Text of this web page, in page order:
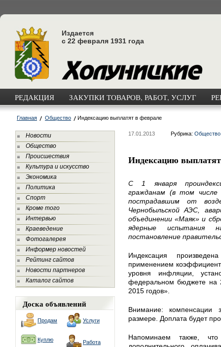
Издается
с 22 февраля 1931 года
РЕДАКЦИЯ ЗАКУПКИ ТОВАРОВ, РАБОТ, УСЛУГ
Главная Общество Индексацию выплатят в феврале
Новости
Общество
Происшествия
Культура и искусство
Экономика
Политика
Спорт
Кроме того
Интервью
Краеведение
Фотогалерея
Информер новостей
Рейтинг сайтов
Новости партнеров
Каталог сайтов
Доска объявлений
Продам Услуги
Куплю Работа
17.01.2013 Рубрика: Общество
Индексацию
С 1 января
гражданам (в том числе
пострадавшим от
Чернобыльской АЭС,
объединении «Маяк» и
ядерные испытания
постановление
Индексация
применением
уровня инфляции,
федеральном бюджете на
2015 годов».
Внимание: компенсации
размере. Доплата будет
Напоминаем также,